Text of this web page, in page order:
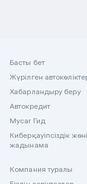
Басты бет
Жүрілген
Хабарландыру беру
Автокредит
Mycar Гид
Киберқауіпсіздік
жадынама
Компания туралы